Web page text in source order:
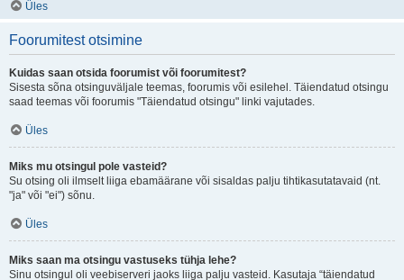
Üles
Foorumitest otsimine
Kuidas saan otsida foorumist või foorumitest?
Sisesta sõna otsinguväljale teemas, foorumis või esilehel. Täiendatud otsingu
saad teemas või foorumis "Täiendatud otsingu" linki vajutades.
Üles
Miks mu otsingul pole vasteid?
Su otsing oli ilmselt liiga ebamäärane või sisaldas palju tihtikasutatavaid (nt.
"ja" või "ei") sõnu.
Üles
Miks saan ma otsingu vastuseks tühja lehe?
Sinu otsingul oli veebiserveri jaoks liiga palju vasteid. Kasutaja “täiendatud